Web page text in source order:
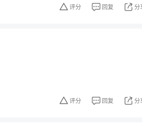
评分 回复 分
评分 回复 分